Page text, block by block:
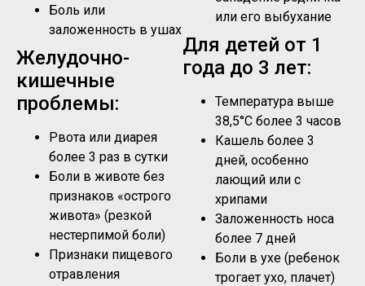
Боль или
заложенность в ушах
Желудочно-
кишечные
проблемы:
Рвота или диарея
более 3 раз в сутки
Боли в животе без
признаков «острого
живота» (резкой
нестерпимой боли)
Признаки пищевого
отравления
или его выбухание
Для детей от 1
года до 3 лет:
Температура выше
38,5°C более 3 часов
Кашель более 3
дней, особенно
лающий или с
хрипами
Заложенность носа
более 7 дней
Боли в ухе (ребенок
трогает ухо, плачет)